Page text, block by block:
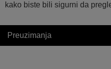
kako biste bili sigurni da
Preuzimanja